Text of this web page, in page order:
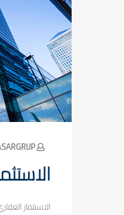
MASARGRUP
الاستثمار